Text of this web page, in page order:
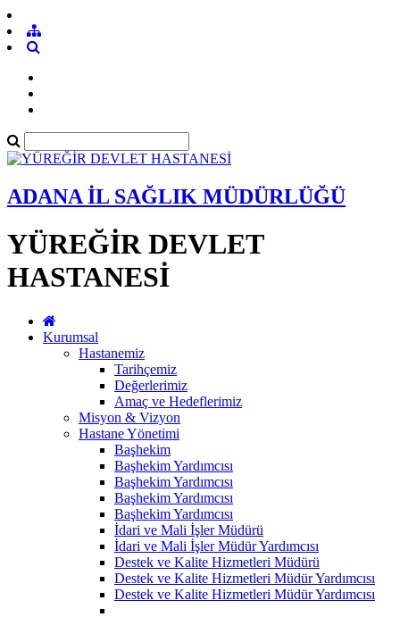
ADANA İL SAĞLIK MÜDÜRLÜĞÜ
YÜREĞİR DEVLET
HASTANESİ
Kurumsal
Hastanemiz
Tarihçemiz
Değerlerimiz
Amaç ve Hedeflerimiz
Misyon & Vizyon
Hastane Yönetimi
Başhekim
Başhekim Yardımcısı
Başhekim Yardımcısı
Başhekim Yardımcısı
Başhekim Yardımcısı
İdari ve Mali İşler Müdürü
İdari ve Mali İşler Müdür Yardımcısı
Destek ve Kalite Hizmetleri Müdürü
Destek ve Kalite Hizmetleri Müdür Yardımcısı
Destek ve Kalite Hizmetleri Müdür Yardımcısı